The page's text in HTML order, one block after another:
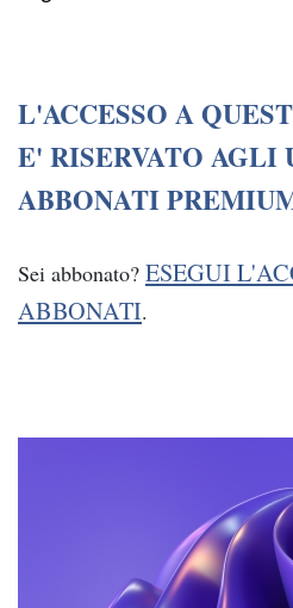
L'ACCESSO A
E' RISERVATO AGLI
ABBONATI
Sei abbonato? ESEGUI
ABBONATI.